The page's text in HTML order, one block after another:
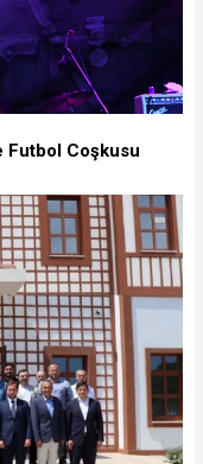
Futbol Coşkusu